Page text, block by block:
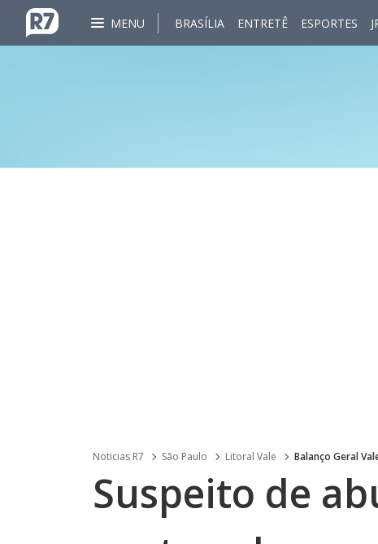
MENU BRASÍLIA ENTRETÊ ESPORTES
Noticias R7 São Paulo Litoral Vale Balanço Geral
Suspeito de